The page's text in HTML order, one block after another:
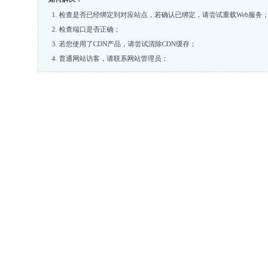
检查是否已经绑定到对应站点，若确认已绑定，请尝试重载Web服务；
检查端口是否正确；
若您使用了CDN产品，请尝试清除CDN缓存；
普通网站访客，请联系网站管理员；